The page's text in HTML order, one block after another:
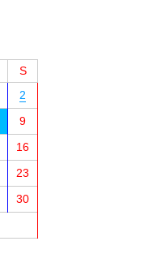
S
2
9
16
23
30